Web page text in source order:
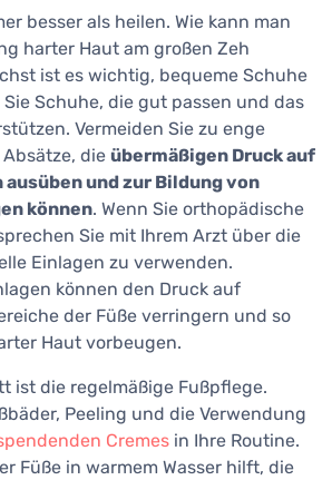
besser als heilen. Wie kann man
harter Haut am großen Zeh
ist es wichtig, bequeme Schuhe
Schuhe, die gut passen und das
Vermeiden Sie zu enge
die übermäßigen Druck auf
ausüben und zur Bildung von
können. Wenn Sie orthopädische
Sie mit Ihrem Arzt über die
Einlagen zu verwenden.
können den Druck auf
der Füße verringern und so
Haut vorbeugen.
ist die regelmäßige Fußpflege.
Peeling und die Verwendung
Cremes in Ihre Routine.
Füße in warmem Wasser hilft, die